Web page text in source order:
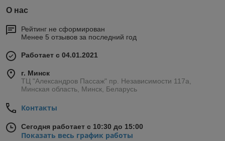
О нас
Рейтинг не сформирован
Менее 5 отзывов за последний год
Работает с 04.01.2021
г. Минск
ТЦ "Александров Пассаж" пр. Независимости 117а,
Минская область, Минск, Беларусь
Контакты
Сегодня работает с 10:30 до 15:00
Показать весь график работы